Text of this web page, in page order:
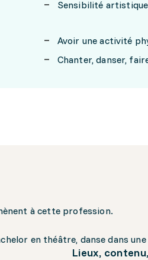
Sensibilité artistique
Avoir une activité
Chanter, danser,
à cette profession.
en théâtre, danse dans
Lieux,